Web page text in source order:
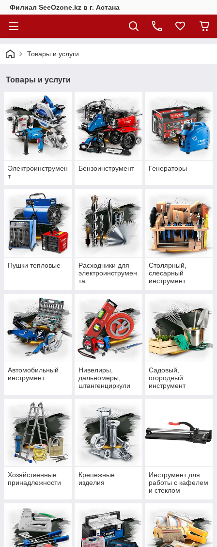
Филиал SeeOzone.kz в г. Астана
Товары и услуги
Товары и услуги
Электроинструмен
т
Бензоинструмент Генераторы
Пушки тепловые
Расходники для
электроинструмен
та
Столярный,
слесарный
инструмент
Автомобильный
инструмент
Нивелиры,
дальномеры,
штангенциркули
Садовый,
огородный
инструмент
Хозяйственные
принадлежности
Крепежные
изделия
Инструмент для
работы с кафелем
и стеклом